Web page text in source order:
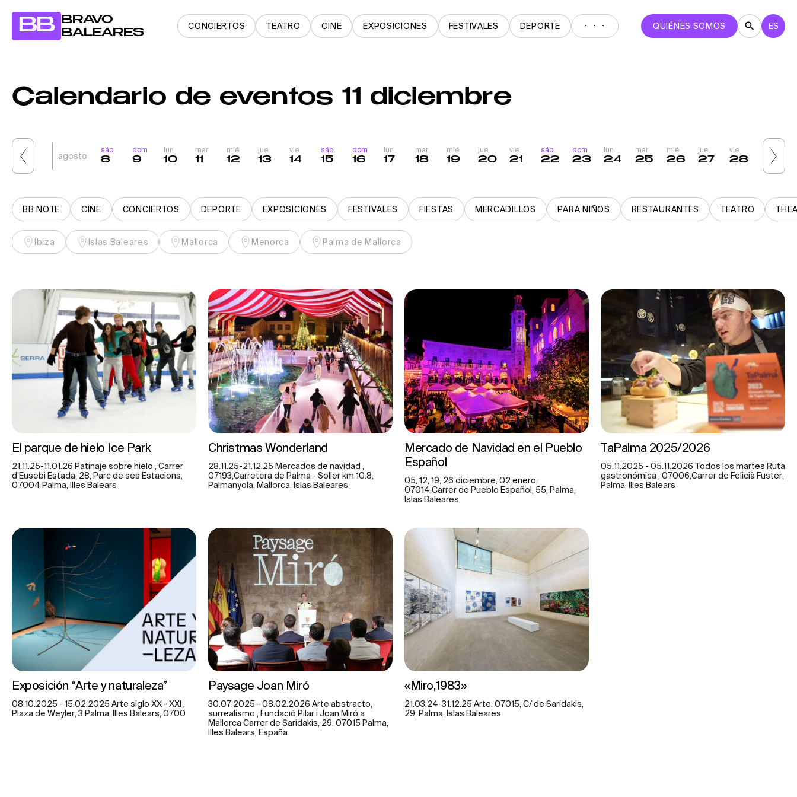
BB
BRAVO
BALEARES
CONCIERTOS TEATRO CINE EXPOSICIONES FESTIVALES DEPORTE ・・・ QUIÉNES SOMOS ES
Calendario de eventos 11 diciembre
agosto
sáb
8
dom
9
lun
10
mar
11
mié
12
jue
13
vie
14
sáb
15
dom
16
lun
17
mar
18
mié
19
jue
20
vie
21
sáb
22
dom
23
lun
24
mar
25
mié
26
jue
27
vie
28
sáb
29
BB NOTE CINE CONCIERTOS DEPORTE EXPOSICIONES FESTIVALES FIESTAS MERCADILLOS PARA NIÑOS RESTAURANTES TEATRO
Ibiza Islas Baleares Mallorca Menorca Palma de Mallorca
El parque de hielo Ice Park
21.11.25-11.01.26 Patinaje sobre hielo , Carrer
d’Eusebi Estada, 28, Parc de ses Estacions,
07004 Palma, Illes Balears
Christmas Wonderland
28.11.25-21.12.25 Mercados de navidad ,
07193,Carretera de Palma - Soller km 10.8,
Palmanyola, Mallorca, Islas Baleares
Mercado de Navidad en el Pueblo
Español
05, 12, 19, 26 diciembre, 02 enero,
07014,Carrer de Pueblo Español, 55, Palma,
Islas Baleares
TaPalma 2025/2026
05.11.2025 - 05.11.2026 Todos los martes Ruta
gastronómica , 07006,Carrer de Felicià Fuster,
Palma, Illes Balears
Exposición “Arte y naturaleza”
08.10.2025 - 15.02.2025 Arte siglo XX - XXI ,
Plaza de Weyler, 3 Palma, Illes Balears, 0700
Paysage Joan Miró
30.07.2025 - 08.02.2026 Arte abstracto,
surrealismo , Fundació Pilar i Joan Miró a
Mallorca Carrer de Saridakis, 29, 07015 Palma,
Illes Balears, España
«Miro,1983»
21.03.24-31.12.25 Arte, 07015, C/ de Saridakis,
29, Palma, Islas Baleares